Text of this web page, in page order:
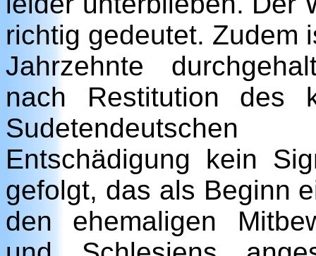
richtig gedeutet. Zudem
Jahrzehnte
nach Restitution des
Entschädigung kein
gefolgt, das als Beginn
den ehemaligen